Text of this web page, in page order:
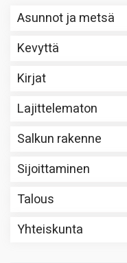
Asunnot ja metsä
Kevyttä
Kirjat
Lajittelematon
Salkun rakenne
Sijoittaminen
Talous
Yhteiskunta